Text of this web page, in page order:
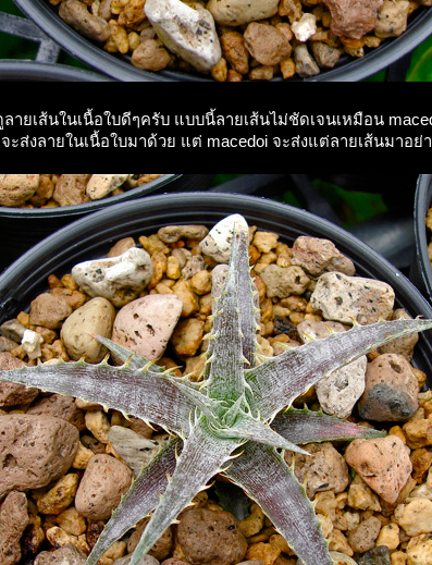
ายเส้นในเนื้อใบดีๆครับ แบบนี้ลายเส้นไม่ชัดเจนเหมือน
จะส่งลายในเนื้อใบมาด้วย แต่ macedoi จะส่งแต่ลายเส้นมาอ